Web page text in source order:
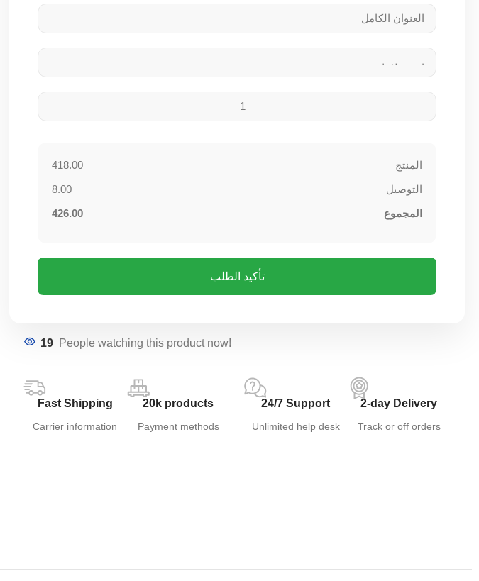
المنتج
418.00
التوصيل
8.00
المجموع
426.00
تأكيد الطلب
19 People watching this product now!
Fast Shipping
Carrier information
20k products
Payment methods
24/7 Support
Unlimited help desk
2-day Delivery
Track or off orders